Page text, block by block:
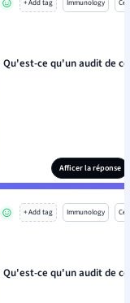
+ Add tag Immunology
Qu'est-ce qu'un audit de
Afficer la réponse
+ Add tag Immunology
Qu'est-ce qu'un audit de